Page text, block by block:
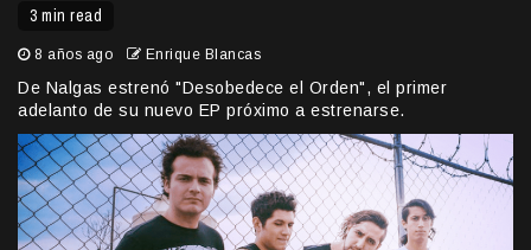
3 min read
8 años ago Enrique Blancas
De Nalgas estrenó "Desobedece el Orden", el primer
adelanto de su nuevo EP próximo a estrenarse.